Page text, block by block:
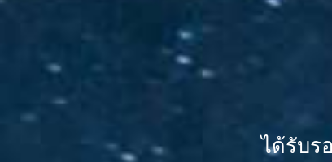
ได้รับร